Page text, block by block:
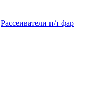
Рассеиватели п/т фар